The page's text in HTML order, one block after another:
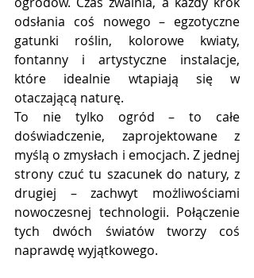
odsłania coś nowego – egzotyczne
gatunki roślin, kolorowe kwiaty,
fontanny i artystyczne instalacje,
które idealnie wtapiają się w
otaczającą naturę.
To nie tylko ogród – to całe
doświadczenie, zaprojektowane z
myślą o zmysłach i emocjach. Z jednej
strony czuć tu szacunek do natury, z
drugiej – zachwyt możliwościami
nowoczesnej technologii. Połączenie
tych dwóch światów tworzy coś
naprawdę wyjątkowego.